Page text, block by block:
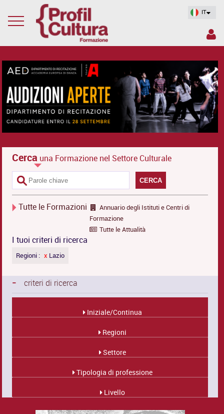
IT
Cerca una Formazione nel Settore Culturale
CERCA
Tutte le Formazioni
Annuario degli Istituti e Centri di
Formazione
Tutte le Attualità
I tuoi criteri di ricerca
Regioni : x Lazio
- criteri di ricerca
Iniziale/Continua
Regioni
Settore
Tipologia di professione
Livello